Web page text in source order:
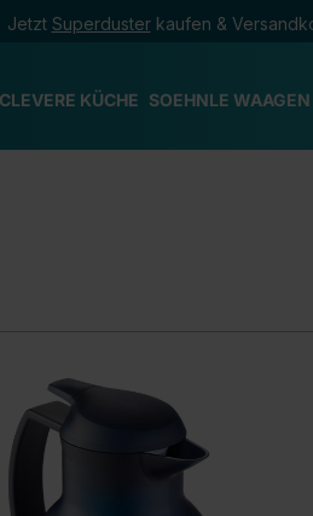
Jetzt Superdusterkaufen &
CLEVERE KÜCHE SOEHNLE WAAGEN